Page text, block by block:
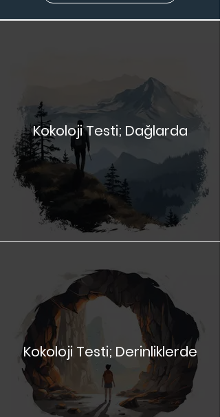
Daha iyi hissetmek için göz atın.
Kokoloji Testi; Dağlarda
Kokoloji Testi; Derinliklerde